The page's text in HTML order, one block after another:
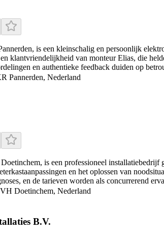
is een kleinschalig en persoonlijk
klantvriendelijkheid van monteur Elias, die
en authentieke feedback duiden op
Pannerden, Nederland
is een professioneel
en het oplossen van
en de tarieven worden als concurrerend
Doetinchem, Nederland
B.V.